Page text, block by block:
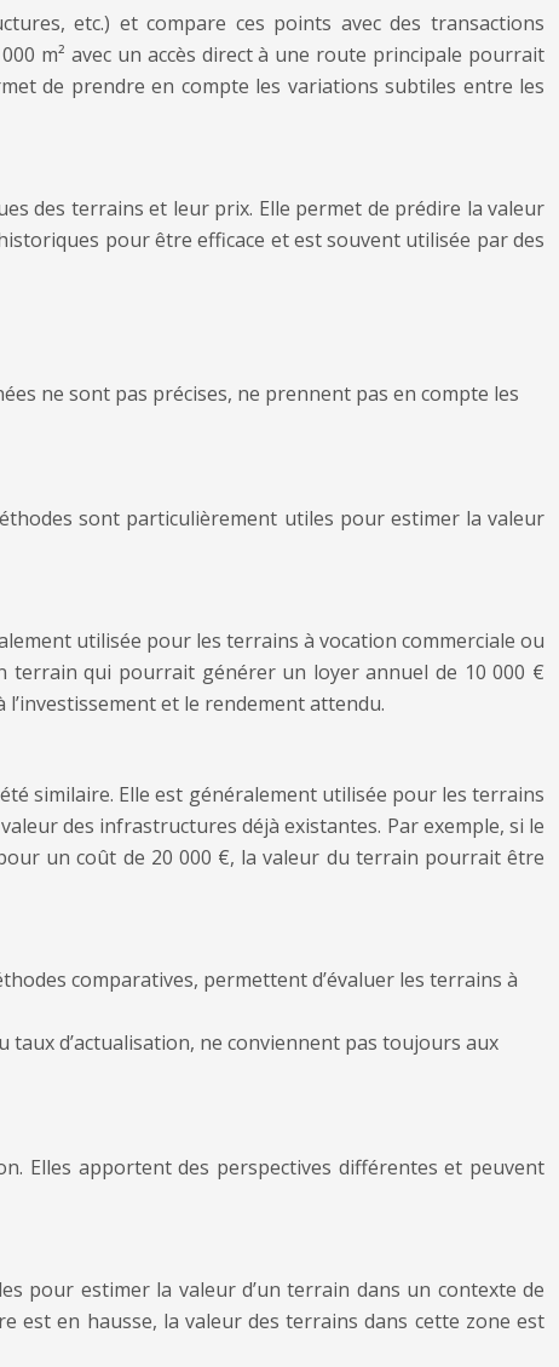
etc.) et compare ces points avec des transactions
m² avec un accès direct à une route principale pourrait
de prendre en compte les variations subtiles entre les
des terrains et leur prix. Elle permet de prédire la valeur
pour être efficace et est souvent utilisée par des
ne sont pas précises, ne prennent pas en compte les
sont particulièrement utiles pour estimer la valeur
utilisée pour les terrains à vocation commerciale ou
terrain qui pourrait générer un loyer annuel de 10 000 €
l’investissement et le rendement attendu.
similaire. Elle est généralement utilisée pour les terrains
des infrastructures déjà existantes. Par exemple, si le
un coût de 20 000 €, la valeur du terrain pourrait être
comparatives, permettent d’évaluer les terrains à
d’actualisation, ne conviennent pas toujours aux
Elles apportent des perspectives différentes et peuvent
pour estimer la valeur d’un terrain dans un contexte de
est en hausse, la valeur des terrains dans cette zone est